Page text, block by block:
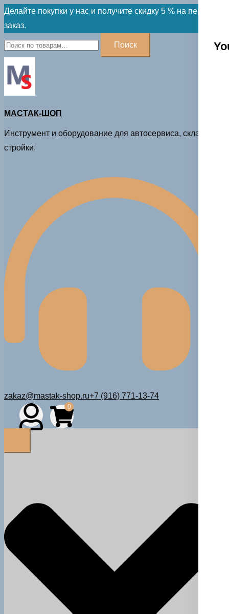
Skip
to
content
Делайте покупки у нас и получите скидку 5 % на первый
заказ.
Искать:
Поиск
МАСТАК-ШОП
Инструмент и оборудование для автосервиса, склада и
стройки.
zakaz@mastak-shop.ru+7 (916) 771-13-74
0